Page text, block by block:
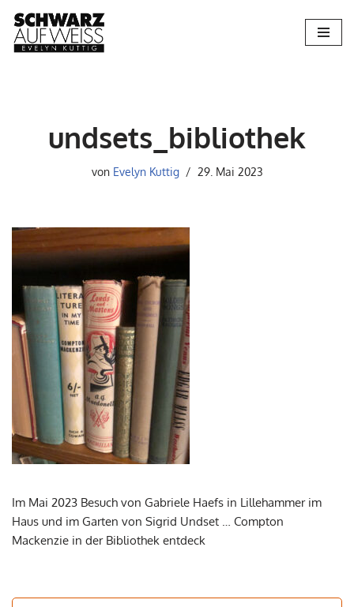
Zum
undsets_bibliothek
von Evelyn Kuttig 29. Mai 2023
Im Mai 2023 Besuch von Gabriele Haefs in Lillehammer im
Haus und im Garten von Sigrid Undset … Compton
Mackenzie in der Bibliothek entdeck